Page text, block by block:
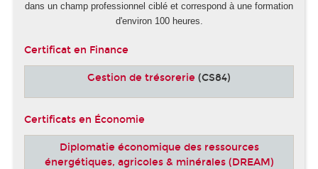
dans un champ professionnel ciblé et correspond à une formation
d'environ 100 heures.
Certificat en Finance
Gestion de trésorerie (CS84)
Certificats en Économie
Diplomatie économique des ressources
énergétiques, agricoles & minérales (DREAM)